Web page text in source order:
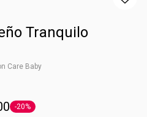
Tranquilo
Care Baby
Etiqueta -20%
-20%